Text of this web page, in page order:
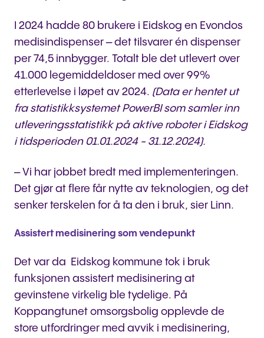
I 2024 hadde 80 brukere i Eidskog en Evondos
medisindispenser – det tilsvarer én dispenser
per 74,5 innbygger. Totalt ble det utlevert over
41.000 legemiddeldoser med over 99%
etterlevelse i løpet av 2024. (Data er hentet ut
fra statistikksystemet PowerBI som samler inn
utleveringsstatistikk på aktive roboter i Eidskog
i tidsperioden 01.01.2024 - 31.12.2024).
– Vi har jobbet bredt med implementeringen.
Det gjør at flere får nytte av teknologien, og det
senker terskelen for å ta den i bruk, sier Linn.
Assistert medisinering som vendepunkt
Det var da Eidskog kommune tok i bruk
funksjonen assistert medisinering at
gevinstene virkelig ble tydelige. På
Koppangtunet omsorgsbolig opplevde de
store utfordringer med avvik i medisinering,